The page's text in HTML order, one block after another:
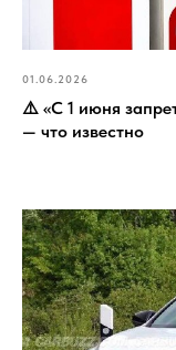
01.06.2026
⚠️ «С 1 июня
— что известно